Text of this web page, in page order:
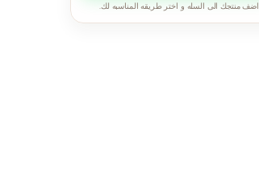
اضف منتجك الى السله و اختر طريقه المناسبه لك.